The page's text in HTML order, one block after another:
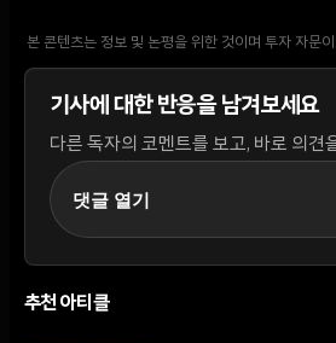
본 콘텐츠는 정보 및 논평을 위한 것이며 투자 자문
기사에 대한 반응을 남겨보세요
다른 독자의 코멘트를 보고, 바로 의견
댓글 열기
추천 아티클